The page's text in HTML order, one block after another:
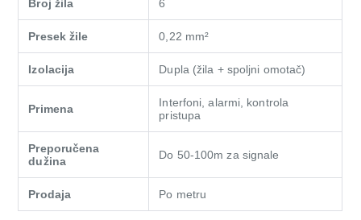
Broj žila 6
Presek žile 0,22 mm²
Izolacija Dupla (žila + spoljni omotač)
Primena
Interfoni, alarmi, kontrola
pristupa
Preporučena
dužina
Do 50-100m za signale
Prodaja Po metru